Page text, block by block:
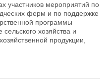
участников мероприятий по
ферм и по поддержке
программы
хозяйства и
продукции,